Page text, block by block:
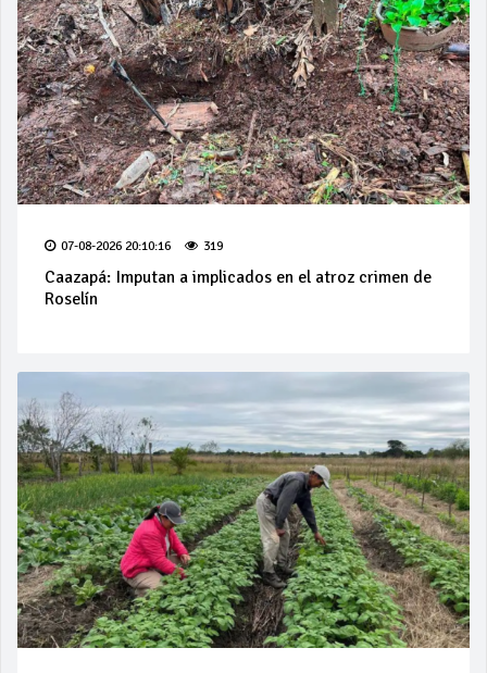
07-08-2026 20:10:16 319
Caazapá: Imputan a implicados en el atroz crimen de
Roselín